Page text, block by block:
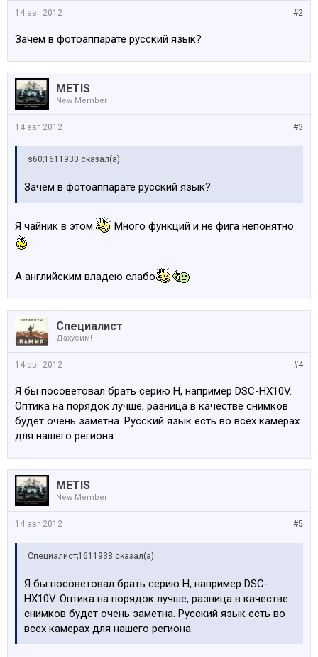
#2
14 авг 2012
Зачем в фотоаппарате русский язык?
METIS
New Member
#3
14 авг 2012
s60;1611930 сказал(а):
Зачем в фотоаппарате русский язык?
Я чайник в этом. Много функций и не фига непонятно
А английским владею слабо
Специалист
Дахусим!
#4
14 авг 2012
Я бы посоветовал брать серию Н, например DSC-HX10V.
Оптика на порядок лучше, разница в качестве снимков
будет очень заметна. Русский язык есть во всех камерах
для нашего региона.
METIS
New Member
#5
14 авг 2012
Специалист;1611938 сказал(а):
Я бы посоветовал брать серию Н, например DSC-
HX10V. Оптика на порядок лучше, разница в качестве
снимков будет очень заметна. Русский язык есть во
всех камерах для нашего региона.